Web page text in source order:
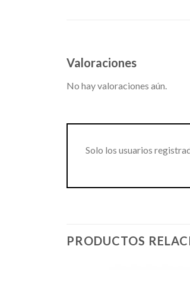
Valoraciones
No hay valoraciones aún.
Solo los usuarios
PRODUCTOS